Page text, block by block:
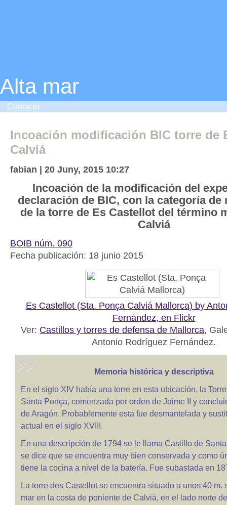
Alta mar
Contacto
Incoación modificación BIC torre de
Calviá
fabian | 20 Juny, 2015 10:27
Incoación de la modificación del
declaración de BIC, con la categoría de
de la torre de Es Castellot del término
Calviá
BOIB núm. 090
Fecha publicación: 18 junio 2015
Es Castellot (Sta. Ponça Calviá Mallorca) by
Fernández, en Flickr
Ver: Castillos y torres de defensa de Mallorca,
Antonio Rodríguez Fernández.
Memoria histórica y descriptiva
En el siglo XIV había una torre en esta ubicación, la
Santa Ponça, comenzada por orden de Jaime II y
de Aragón. Probablemente esta fue desmantelada y
actual en el siglo XVIII.
En una descripción de 1794 se le llama Castillo de
se dice que se encuentra muy bien conservada y como
tiene la cocina a nivel de la batería. Fue subastada en
La torre des Castellot se encuentra situado a unos 40 m.
mar en la costa de poniente de Calvià, en el lado norte